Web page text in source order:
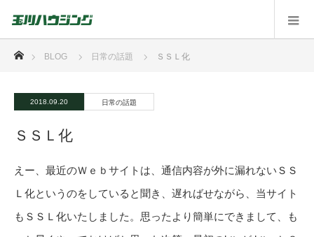
ホーム
BLOG 日常の話題 ＳＳＬ化
2018.09.20 日常の話題
ＳＳＬ化
えー、最近のＷｅｂサイトは、通信内容が外に漏れないＳＳ
Ｌ化というのをしていると聞き、遅ればせながら、当サイト
もＳＳＬ化いたしました。思ったより簡単にできまして、も